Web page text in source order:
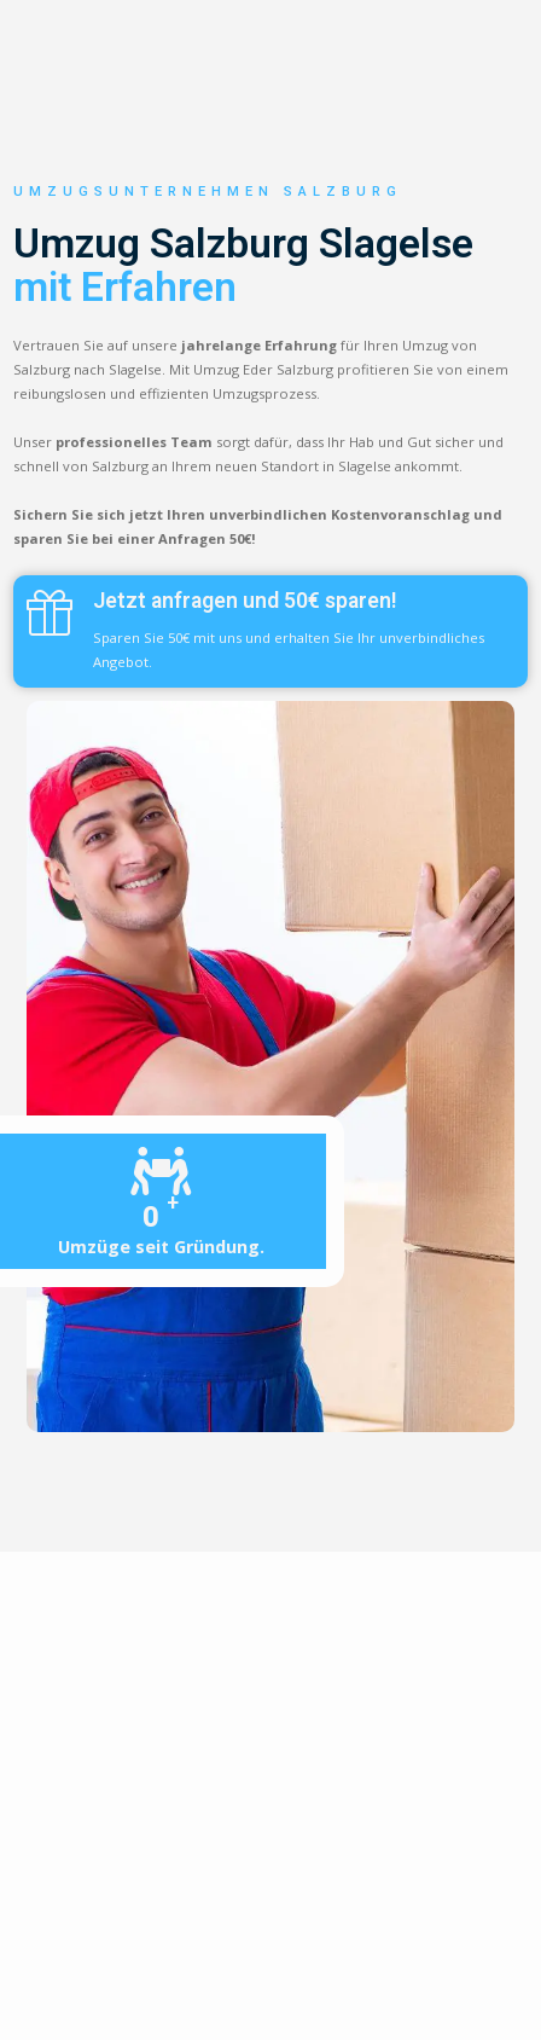
0 +
Umzüge seit Gründung.
UMZUGSUNTERNEHMEN SALZBURG
Umzug Salzburg Slagelse
mit Erfahren
Vertrauen Sie auf unsere jahrelange Erfahrung für Ihren Umzug von
Salzburg nach Slagelse. Mit Umzug Eder Salzburg profitieren Sie von einem
reibungslosen und effizienten Umzugsprozess.
Unser professionelles Team sorgt dafür, dass Ihr Hab und Gut sicher und
schnell von Salzburg an Ihrem neuen Standort in Slagelse ankommt.
Sichern Sie sich jetzt Ihren unverbindlichen Kostenvoranschlag und
sparen Sie bei einer Anfragen 50€!
Jetzt anfragen und 50€ sparen!
Sparen Sie 50€ mit uns und erhalten Sie Ihr unverbindliches
Angebot.